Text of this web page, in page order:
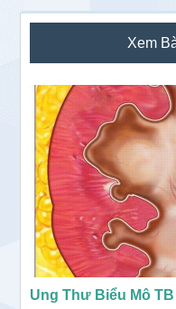
Sidebar
chính
Xem
Ung Thư Biểu Mô